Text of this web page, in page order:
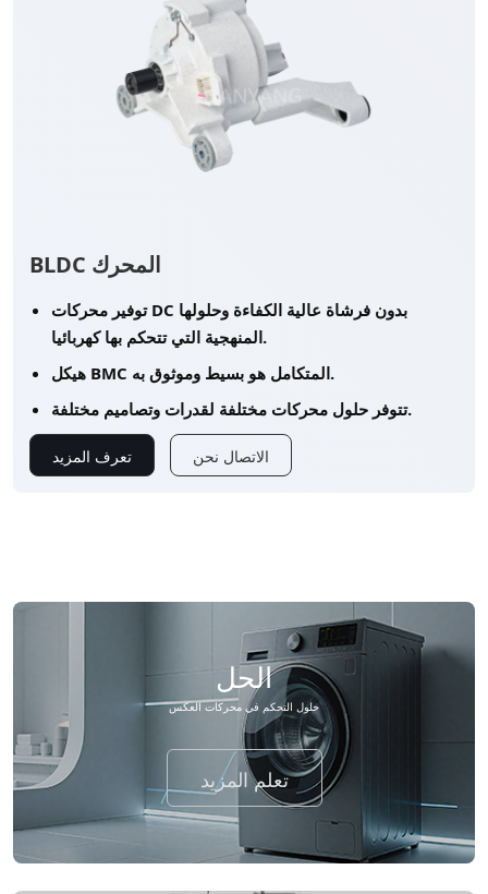
BLDC المحرك
توفير محركات DC بدون فرشاة عالية الكفاءة وحلولها
المنهجية التي تتحكم بها كهربائيا.
هيكل BMC المتكامل هو بسيط وموثوق به.
تتوفر حلول محركات مختلفة لقدرات وتصاميم مختلفة.
تعرف المزيد الاتصال نحن
الحل
حلول التحكم في محركات العكس
تعلم المزيد